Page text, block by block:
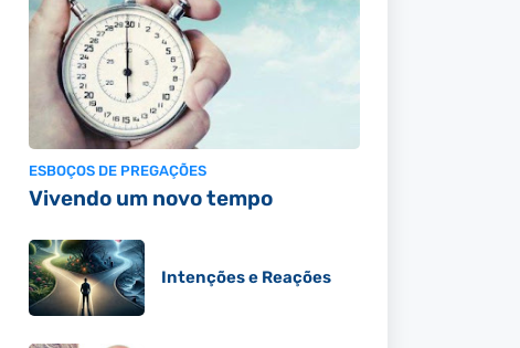
ESBOÇOS DE PREGAÇÕES
Vivendo um novo tempo
Intenções e Reações